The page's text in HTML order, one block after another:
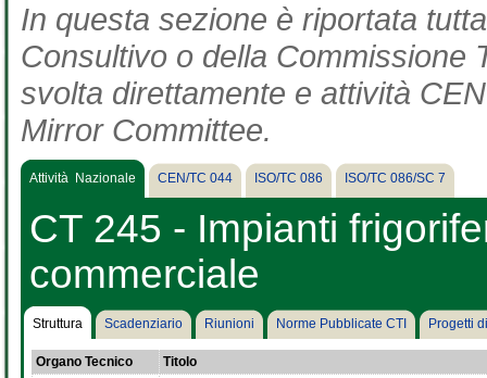
In questa sezione è riportata
Consultivo o della Commissione
svolta direttamente e attività
Mirror Committee.
Attività Nazionale CEN/TC 044 ISO/TC 086 ISO/TC 086/SC 7
CT 245 - Impianti
commerciale
Struttura Scadenziario Riunioni Norme Pubblicate CTI Progetti
Organo Tecnico Titolo